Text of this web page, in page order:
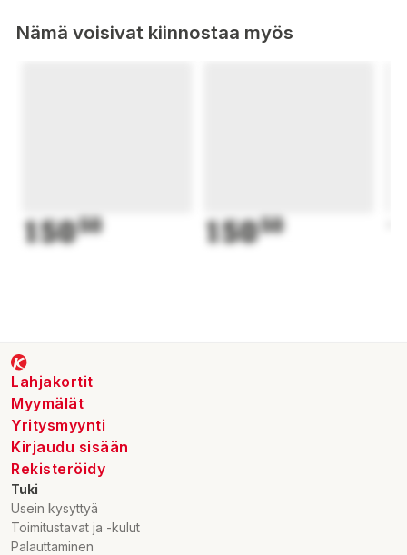
Nämä voisivat kiinnostaa myös
15050 15050
Lahjakortit
Myymälät
Yritysmyynti
Kirjaudu sisään
Rekisteröidy
Tuki
Usein kysyttyä
Toimitustavat ja -kulut
Palauttaminen